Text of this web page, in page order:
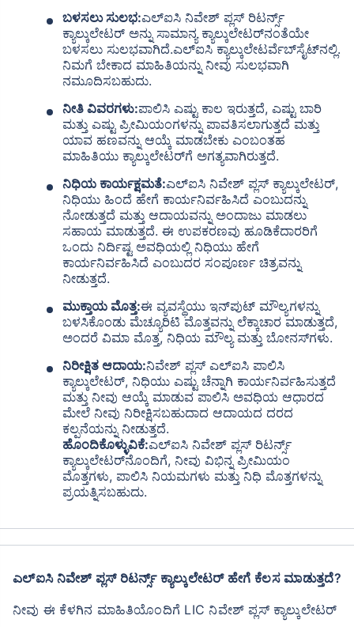
ಬಳಸಲು ಸುಲಭ:ಎಲ್ಐಸಿ ನಿವೇಶ್ ಪ್ಲಸ್ ರಿಟರ್ನ್ಸ್
ಕ್ಯಾಲ್ಕುಲೇಟರ್ ಅನ್ನು ಸಾಮಾನ್ಯ ಕ್ಯಾಲ್ಕುಲೇಟರ್‌ನಂತೆಯೇ
ಬಳಸಲು ಸುಲಭವಾಗಿದೆ.ಎಲ್ಐಸಿ ಕ್ಯಾಲ್ಕುಲೇಟರ್ವೆಬ್‌ಸೈಟ್‌ನಲ್ಲಿ.
ನಿಮಗೆ ಬೇಕಾದ ಮಾಹಿತಿಯನ್ನು ನೀವು ಸುಲಭವಾಗಿ
ನಮೂದಿಸಬಹುದು.
ನೀತಿ ವಿವರಗಳು:ಪಾಲಿಸಿ ಎಷ್ಟು ಕಾಲ ಇರುತ್ತದೆ, ಎಷ್ಟು ಬಾರಿ
ಮತ್ತು ಎಷ್ಟು ಪ್ರೀಮಿಯಂಗಳನ್ನು ಪಾವತಿಸಲಾಗುತ್ತದೆ ಮತ್ತು
ಯಾವ ಹಣವನ್ನು ಆಯ್ಕೆ ಮಾಡಬೇಕು ಎಂಬಂತಹ
ಮಾಹಿತಿಯು ಕ್ಯಾಲ್ಕುಲೇಟರ್‌ಗೆ ಅಗತ್ಯವಾಗಿರುತ್ತದೆ.
ನಿಧಿಯ ಕಾರ್ಯಕ್ಷಮತೆ:ಎಲ್ಐಸಿ ನಿವೇಶ್ ಪ್ಲಸ್ ಕ್ಯಾಲ್ಕುಲೇಟರ್,
ನಿಧಿಯು ಹಿಂದೆ ಹೇಗೆ ಕಾರ್ಯನಿರ್ವಹಿಸಿದೆ ಎಂಬುದನ್ನು
ನೋಡುತ್ತದೆ ಮತ್ತು ಆದಾಯವನ್ನು ಅಂದಾಜು ಮಾಡಲು
ಸಹಾಯ ಮಾಡುತ್ತದೆ. ಈ ಉಪಕರಣವು ಹೂಡಿಕೆದಾರರಿಗೆ
ಒಂದು ನಿರ್ದಿಷ್ಟ ಅವಧಿಯಲ್ಲಿ ನಿಧಿಯು ಹೇಗೆ
ಕಾರ್ಯನಿರ್ವಹಿಸಿದೆ ಎಂಬುದರ ಸಂಪೂರ್ಣ ಚಿತ್ರವನ್ನು
ನೀಡುತ್ತದೆ.
ಮುಕ್ತಾಯ ಮೊತ್ತ:ಈ ವ್ಯವಸ್ಥೆಯು ಇನ್‌ಪುಟ್ ಮೌಲ್ಯಗಳನ್ನು
ಬಳಸಿಕೊಂಡು ಮೆಚ್ಯೂರಿಟಿ ಮೊತ್ತವನ್ನು ಲೆಕ್ಕಾಚಾರ ಮಾಡುತ್ತದೆ,
ಅಂದರೆ ವಿಮಾ ಮೊತ್ತ, ನಿಧಿಯ ಮೌಲ್ಯ ಮತ್ತು ಬೋನಸ್‌ಗಳು.
ನಿರೀಕ್ಷಿತ ಆದಾಯ:ನಿವೇಶ್ ಪ್ಲಸ್ ಎಲ್ಐಸಿ ಪಾಲಿಸಿ
ಕ್ಯಾಲ್ಕುಲೇಟರ್, ನಿಧಿಯು ಎಷ್ಟು ಚೆನ್ನಾಗಿ ಕಾರ್ಯನಿರ್ವಹಿಸುತ್ತದೆ
ಮತ್ತು ನೀವು ಆಯ್ಕೆ ಮಾಡುವ ಪಾಲಿಸಿ ಅವಧಿಯ ಆಧಾರದ
ಮೇಲೆ ನೀವು ನಿರೀಕ್ಷಿಸಬಹುದಾದ ಆದಾಯದ ದರದ
ಕಲ್ಪನೆಯನ್ನು ನೀಡುತ್ತದೆ.
ಹೊಂದಿಕೊಳ್ಳುವಿಕೆ:ಎಲ್ಐಸಿ ನಿವೇಶ್ ಪ್ಲಸ್ ರಿಟರ್ನ್ಸ್
ಕ್ಯಾಲ್ಕುಲೇಟರ್‌ನೊಂದಿಗೆ, ನೀವು ವಿಭಿನ್ನ ಪ್ರೀಮಿಯಂ
ಮೊತ್ತಗಳು, ಪಾಲಿಸಿ ನಿಯಮಗಳು ಮತ್ತು ನಿಧಿ ಮೊತ್ತಗಳನ್ನು
ಪ್ರಯತ್ನಿಸಬಹುದು.
ಎಲ್ಐಸಿ ನಿವೇಶ್ ಪ್ಲಸ್ ರಿಟರ್ನ್ಸ್ ಕ್ಯಾಲ್ಕುಲೇಟರ್ ಹೇಗೆ ಕೆಲಸ ಮಾಡುತ್ತದೆ?
ನೀವು ಈ ಕೆಳಗಿನ ಮಾಹಿತಿಯೊಂದಿಗೆ LIC ನಿವೇಶ್ ಪ್ಲಸ್ ಕ್ಯಾಲ್ಕುಲೇಟರ್
ನಿಮ್ಮ ಭವಿಷ್ಯದಲ್ಲಿ ಹೂಡಿಕೆ ಮಾಡಲು ಸಿದ್ಧರಿದ್ದೀರಾ?
ಇನ್ನೂ ಹೋಗಬೇಡಿ!
15% ವರೆಗೆ ಆದಾಯ ಪಡೆಯಿರಿ
ಮಾಸಿಕ ಮೋಡ್‌ನಲ್ಲಿ ಸಿಂಗಲ್ ಇನ್‌ಸ್ಟಾಲ್ಮೆಂಟ್